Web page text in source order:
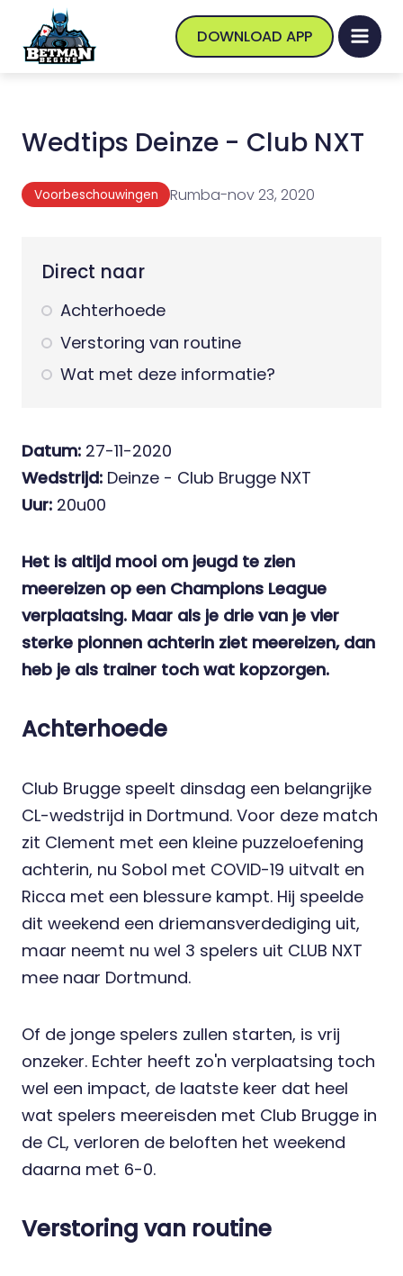
DOWNLOAD APP
Wedtips Deinze - Club NXT
Voorbeschouwingen Rumba-nov 23, 2020
Direct naar
Achterhoede
Verstoring van routine
Wat met deze informatie?
Datum: 27-11-2020
Wedstrijd: Deinze - Club Brugge NXT
Uur: 20u00
Het is altijd mooi om jeugd te zien
meereizen op een Champions League
verplaatsing. Maar als je drie van je vier
sterke pionnen achterin ziet meereizen, dan
heb je als trainer toch wat kopzorgen.
Achterhoede
Club Brugge speelt dinsdag een belangrijke
CL-wedstrijd in Dortmund. Voor deze match
zit Clement met een kleine puzzeloefening
achterin, nu Sobol met COVID-19 uitvalt en
Ricca met een blessure kampt. Hij speelde
dit weekend een driemansverdediging uit,
maar neemt nu wel 3 spelers uit CLUB NXT
mee naar Dortmund.
Of de jonge spelers zullen starten, is vrij
onzeker. Echter heeft zo'n verplaatsing toch
wel een impact, de laatste keer dat heel
wat spelers meereisden met Club Brugge in
de CL, verloren de beloften het weekend
daarna met 6-0.
Verstoring van routine